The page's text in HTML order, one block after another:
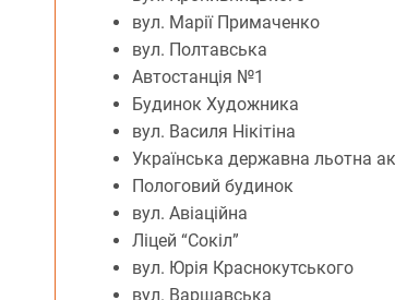
вул. Марії Примаченко
вул. Полтавська
Автостанція №1
Будинок Художника
вул. Василя Нікітіна
Українська державна льотна
Пологовий будинок
вул. Авіаційна
Ліцей “Сокіл”
вул. Юрія Краснокутського
вул. Варшавська